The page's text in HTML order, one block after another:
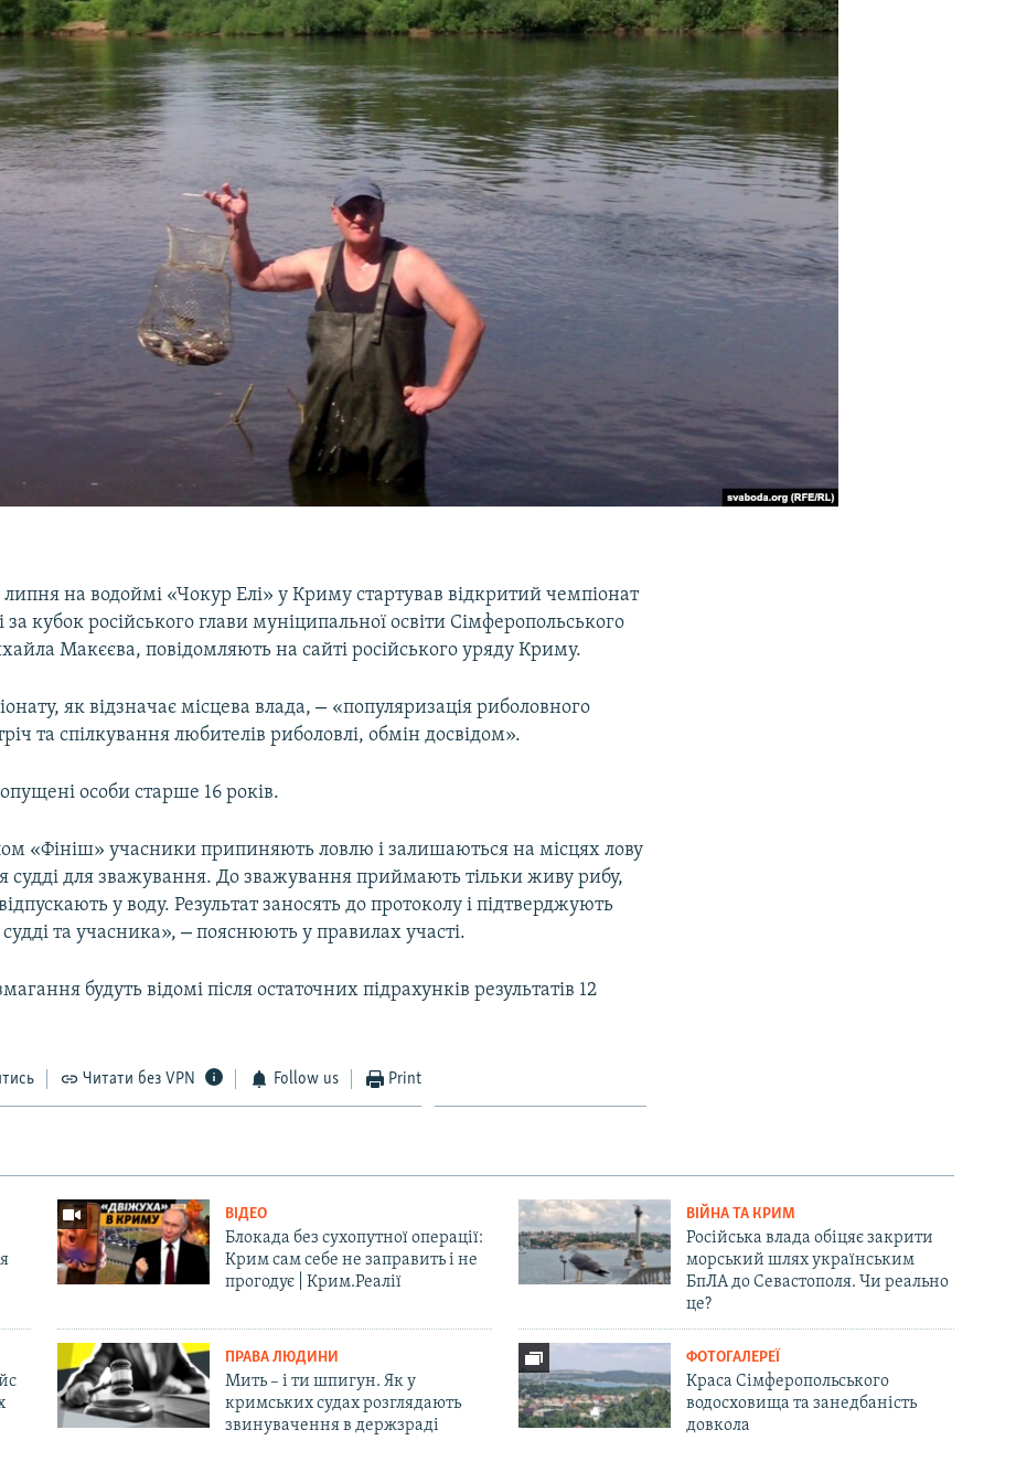
липня на водоймі «Чокур Елі» у Криму стартував відкритий чемпіонат
за кубок російського глави муніципальної освіти Сімферопольського
Макєєва, повідомляють на сайті російського уряду Криму.
як відзначає місцева влада,– «популяризація риболовного
та спілкування любителів риболовлі, обмін досвідом».
особи старше 16 років.
«Фініш» учасники припиняють ловлю і залишаються на місцях лову
судді для зважування. До зважування приймають тільки живу рибу,
у воду. Результат заносять до протоколу і підтверджують
та учасника»,– пояснюють у правилах участі.
будуть відомі після остаточних підрахунків результатів 12
Читати без VPN Follow us Print
ВІДЕО
Блокада без сухопутної операції:
Крим сам себе не заправить і не
прогодує | Крим.Реалії
ВІЙНА ТА КРИМ
Російська влада обіцяє закрити
морський шлях українським
БпЛА до Севастополя. Чи реально
це?
ПРАВА ЛЮДИНИ
Мить – і ти шпигун. Як у
кримських судах розглядають
звинувачення в держзраді
ФОТОГАЛЕРЕЇ
Краса Сімферопольського
водосховища та занедбаність
довкола